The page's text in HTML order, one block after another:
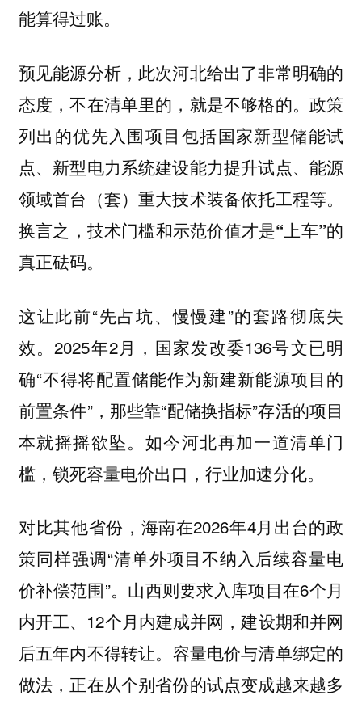
能算得过账。
预见能源分析，此次河北给出了非常明确的
态度，不在清单里的，就是不够格的。政策
列出的优先入围项目包括国家新型储能试
点、新型电力系统建设能力提升试点、能源
领域首台（套）重大技术装备依托工程等。
换言之，技术门槛和示范价值才是“上车”的
真正砝码。
这让此前“先占坑、慢慢建”的套路彻底失
效。2025年2月，国家发改委136号文已明
确“不得将配置储能作为新建新能源项目的
前置条件”，那些靠“配储换指标”存活的项目
本就摇摇欲坠。如今河北再加一道清单门
槛，锁死容量电价出口，行业加速分化。
对比其他省份，海南在2026年4月出台的政
策同样强调“清单外项目不纳入后续容量电
价补偿范围”。山西则要求入库项目在6个月
内开工、12个月内建成并网，建设期和并网
后五年内不得转让。 容量电价与清单绑定的
做法，正在从个别省份的试点变成越来越多